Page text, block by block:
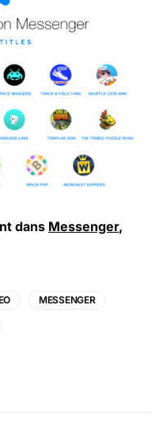
dans Messenger,
MESSENGER